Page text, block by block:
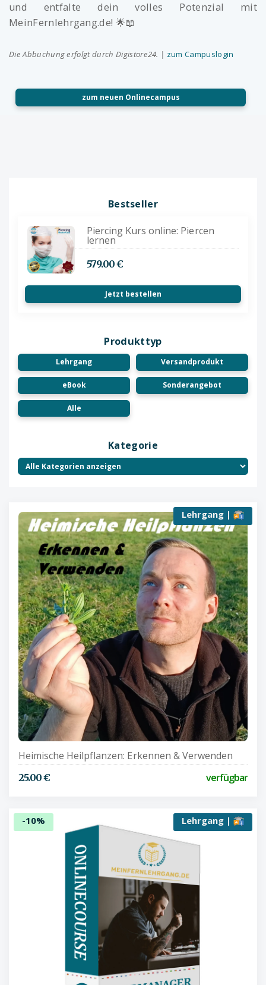
und entfalte dein volles Potenzial mit
MeinFernlehrgang.de! 🌟📖
Die Abbuchung erfolgt durch Digistore24. | zum Campuslogin
zum neuen Onlinecampus
Lehrgang |
Heimische Heilpflanzen: Erkennen & Verwenden
25.00 € verfügbar
Lehrgang |
-10%
Bestseller
Piercing Kurs online: Piercen
lernen
579.00 €
Jetzt bestellen
Produkttyp
Lehrgang Versandprodukt
eBook Sonderangebot
Alle
Kategorie